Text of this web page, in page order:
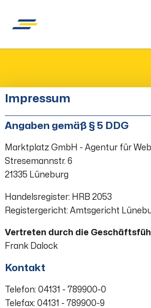
Impressum
Angaben gemäß § 5 DDG
Marktplatz GmbH - Agentur für
Stresemannstr. 6
21335 Lüneburg
Handelsregister: HRB 2053
Registergericht: Amtsgericht
Vertreten durch die
Frank Dalock
Kontakt
Telefon: 04131 - 789900-0
Telefax: 04131 - 789900-9